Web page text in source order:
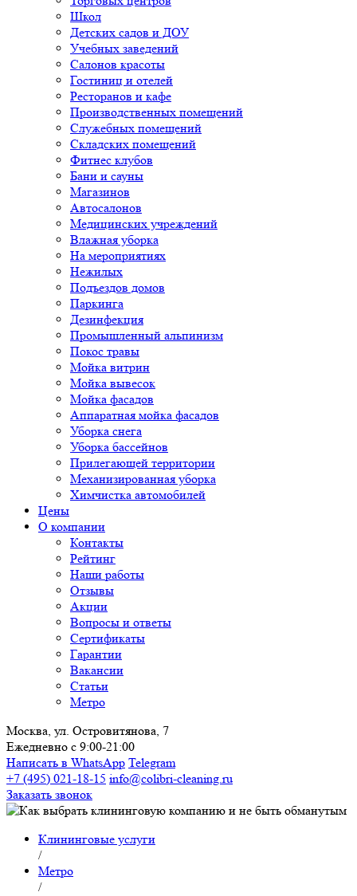
Школ
Детских садов и ДОУ
Учебных заведений
Салонов красоты
Гостиниц и отелей
Ресторанов и кафе
Производственных помещений
Служебных помещений
Складских помещений
Фитнес клубов
Бани и сауны
Магазинов
Автосалонов
Медицинских учреждений
Влажная уборка
На мероприятиях
Нежилых
Подъездов домов
Паркинга
Дезинфекция
Промышленный альпинизм
Покос травы
Мойка витрин
Мойка вывесок
Мойка фасадов
Аппаратная мойка фасадов
Уборка снега
Уборка бассейнов
Прилегающей территории
Механизированная уборка
Химчистка автомобилей
Цены
О компании
Контакты
Рейтинг
Наши работы
Отзывы
Акции
Вопросы и ответы
Сертификаты
Гарантии
Вакансии
Статьи
Метро
Москва, ул. Островитянова, 7
Ежедневно с 9:00-21:00
Написать в WhatsApp Telegram
+7 (495) 021-18-15 info@colibri-cleaning.ru
Заказать звонок
Клининговые услуги
/
Метро
/